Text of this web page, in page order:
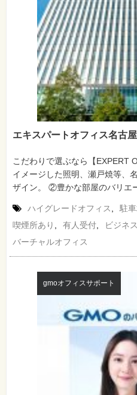
エキスパートオフィス名古
こだわりで選ぶなら【EXPERT
イメージした照明、瀬戸焼等、
ザイン。 ②豊かな部屋のバリエ
ハイグレードオフィス 駐
喫煙所あり
有人受付 ビジネ
バーチャルオフィス
gmoオフィスサポート